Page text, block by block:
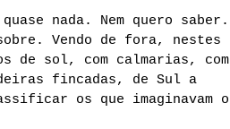
nada. Nem quero saber.
Vendo de fora, nestes
de sol, com calmarias, com
fincadas, de Sul a
os que imaginavam o